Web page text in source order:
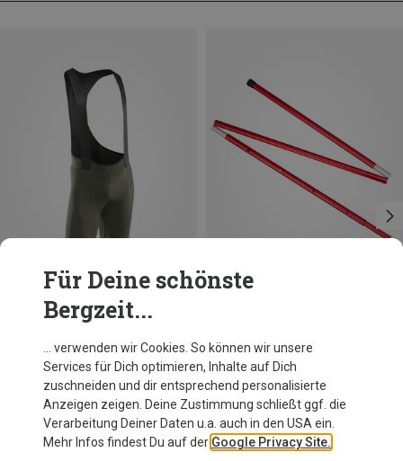
Du sparst 30%
Für Deine schönste
Bergzeit...
… verwenden wir Cookies. So können wir unsere
Services für Dich optimieren, Inhalte auf Dich
zuschneiden und dir entsprechend personalisierte
Anzeigen zeigen. Deine Zustimmung schließt ggf. die
Verarbeitung Deiner Daten u.a. auch in den USA ein.
Mehr Infos findest Du auf der Google Privacy Site.